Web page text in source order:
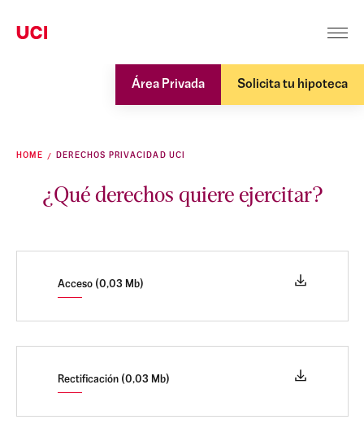
Área Privada Solicita tu hipoteca
HOME DERECHOS PRIVACIDAD UCI
¿Qué derechos quiere ejercitar?
Acceso (0,03 Mb)
Rectificación (0,03 Mb)